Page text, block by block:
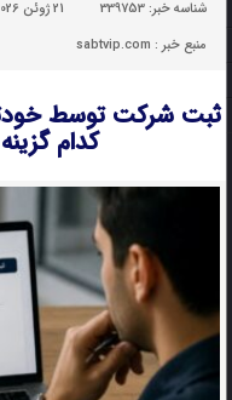
شناسه خبر:339753 21 ژوئن 2026 - 12:04
منبع خبر : sabtvip.com
ثبت شرکت توسط
کدام